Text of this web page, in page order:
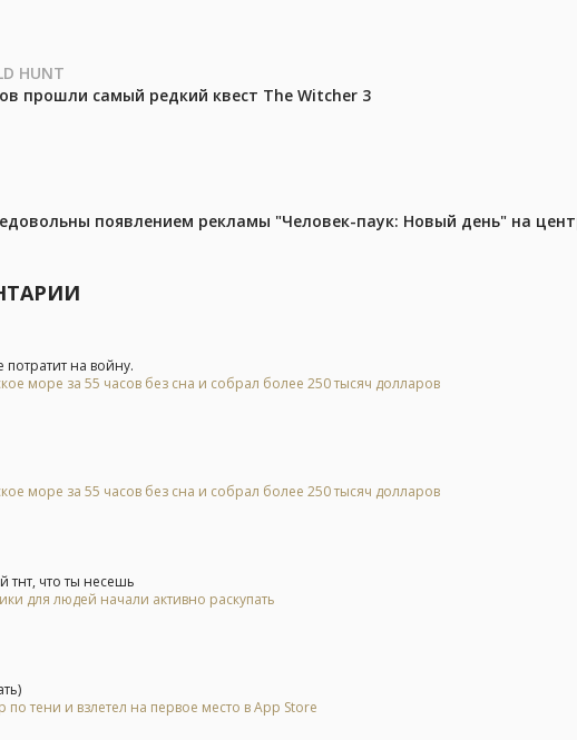
HUNT
прошли самый редкий квест The Witcher 3
появлением рекламы "Человек-паук: Новый день" на
на войну.
море за 55 часов без сна и собрал более 250 тысяч долларов
море за 55 часов без сна и собрал более 250 тысяч долларов
тнт, что ты несешь
для людей начали активно раскупать
по тени и взлетел на первое место в App Store